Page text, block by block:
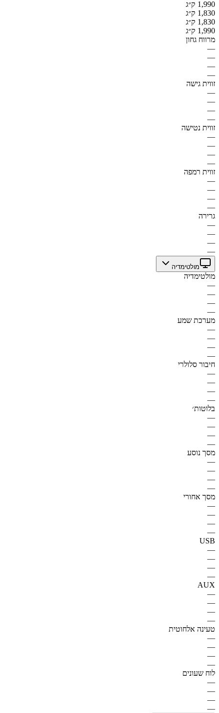
1,990 ק״ג
1,830 ק״ג
1,830 ק״ג
1,990 ק״ג
מרווח גחון
—
—
—
—
זווית גישה
—
—
—
—
זווית נטישה
—
—
—
—
זווית רמפה
—
—
—
—
גרירה
—
—
—
—
מולטימדיה
מולטימדיה
—
—
—
—
מערכת שמע
—
—
—
—
חיבור סלולרי
—
—
—
—
בלוטות׳
—
—
—
—
מסך נוסע
—
—
—
—
מסך אחורי
—
—
—
—
USB
—
—
—
—
AUX
—
—
—
—
טעינה אלחוטית
—
—
—
—
לוח שעונים
—
—
—
—